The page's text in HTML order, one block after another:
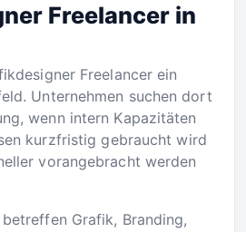
Freelancer in
Freelancer ein
Unternehmen suchen dort
wenn intern Kapazitäten
kurzfristig gebraucht wird
vorangebracht werden
Grafik, Branding,